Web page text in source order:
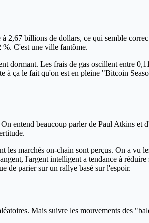
2,67 billions de dollars, ce qui semble
C'est une ville fantôme.
dormant. Les frais de gas oscillent entre
à ça le fait qu'on est en pleine "Bitcoin
entend beaucoup parler de Paul Atkins
les marchés on-chain sont perçus. On a vu
l'argent intelligent a tendance à
de parier sur un rallye basé sur l'espoir.
Mais suivre les mouvements des